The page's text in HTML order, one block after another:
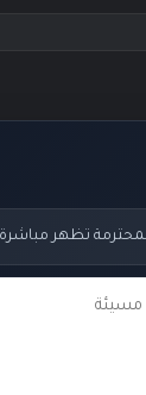
تظهر مباشرة،